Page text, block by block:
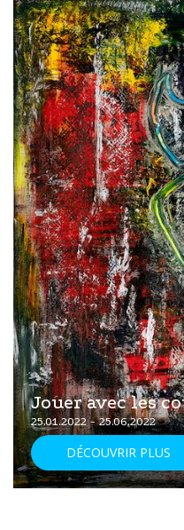
Jouer avec les
25.01.2022 - 25.06.2022
DÉCOUVRIR PLUS